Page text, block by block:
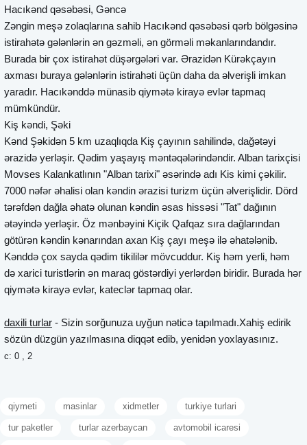
Hacıkənd qəsəbəsi, Gəncə
Zəngin meşə zolaqlarına sahib Hacıkənd qəsəbəsi qərb bölgəsinə
istirahətə gələnlərin ən gəzməli, ən görməli məkanlarındandır.
Burada bir çox istirahət düşərgələri var. Ərazidən Kürəkçayın
axması buraya gələnlərin istirahəti üçün daha da əlverişli imkan
yaradır. Hacıkənddə münasib qiymətə kirayə evlər tapmaq
mümkündür.
Kiş kəndi, Şəki
Kənd Şəkidən 5 km uzaqlıqda Kiş çayının sahilində, dağətəyi
ərazidə yerləşir. Qədim yaşayış məntəqələrindəndir. Alban tarixçisi
Movses Kalankatlının "Alban tarixi" əsərində adı Kis kimi çəkilir.
7000 nəfər əhalisi olan kəndin ərazisi turizm üçün əlverişlidir. Dörd
tərəfdən dağla əhatə olunan kəndin əsas hissəsi "Tat" dağının
ətəyində yerləşir. Öz mənbəyini Kiçik Qafqaz sıra dağlarından
götürən kəndin kənarından axan Kiş çayı meşə ilə əhatələnib.
Kənddə çox sayda qədim tikililər mövcuddur. Kiş həm yerli, həm
də xarici turistlərin ən maraq göstərdiyi yerlərdən biridir. Burada hər
qiymətə kirayə evlər, kateclər tapmaq olar.
daxili turlar - Sizin sorğunuza uyğun nəticə tapılmadı.Xahiş edirik
sözün düzgün yazılmasına diqqət edib, yenidən yoxlayasınız.
c: 0 , 2
qiymeti masinlar xidmetler turkiye turlari
tur paketler turlar azerbaycan avtomobil icaresi